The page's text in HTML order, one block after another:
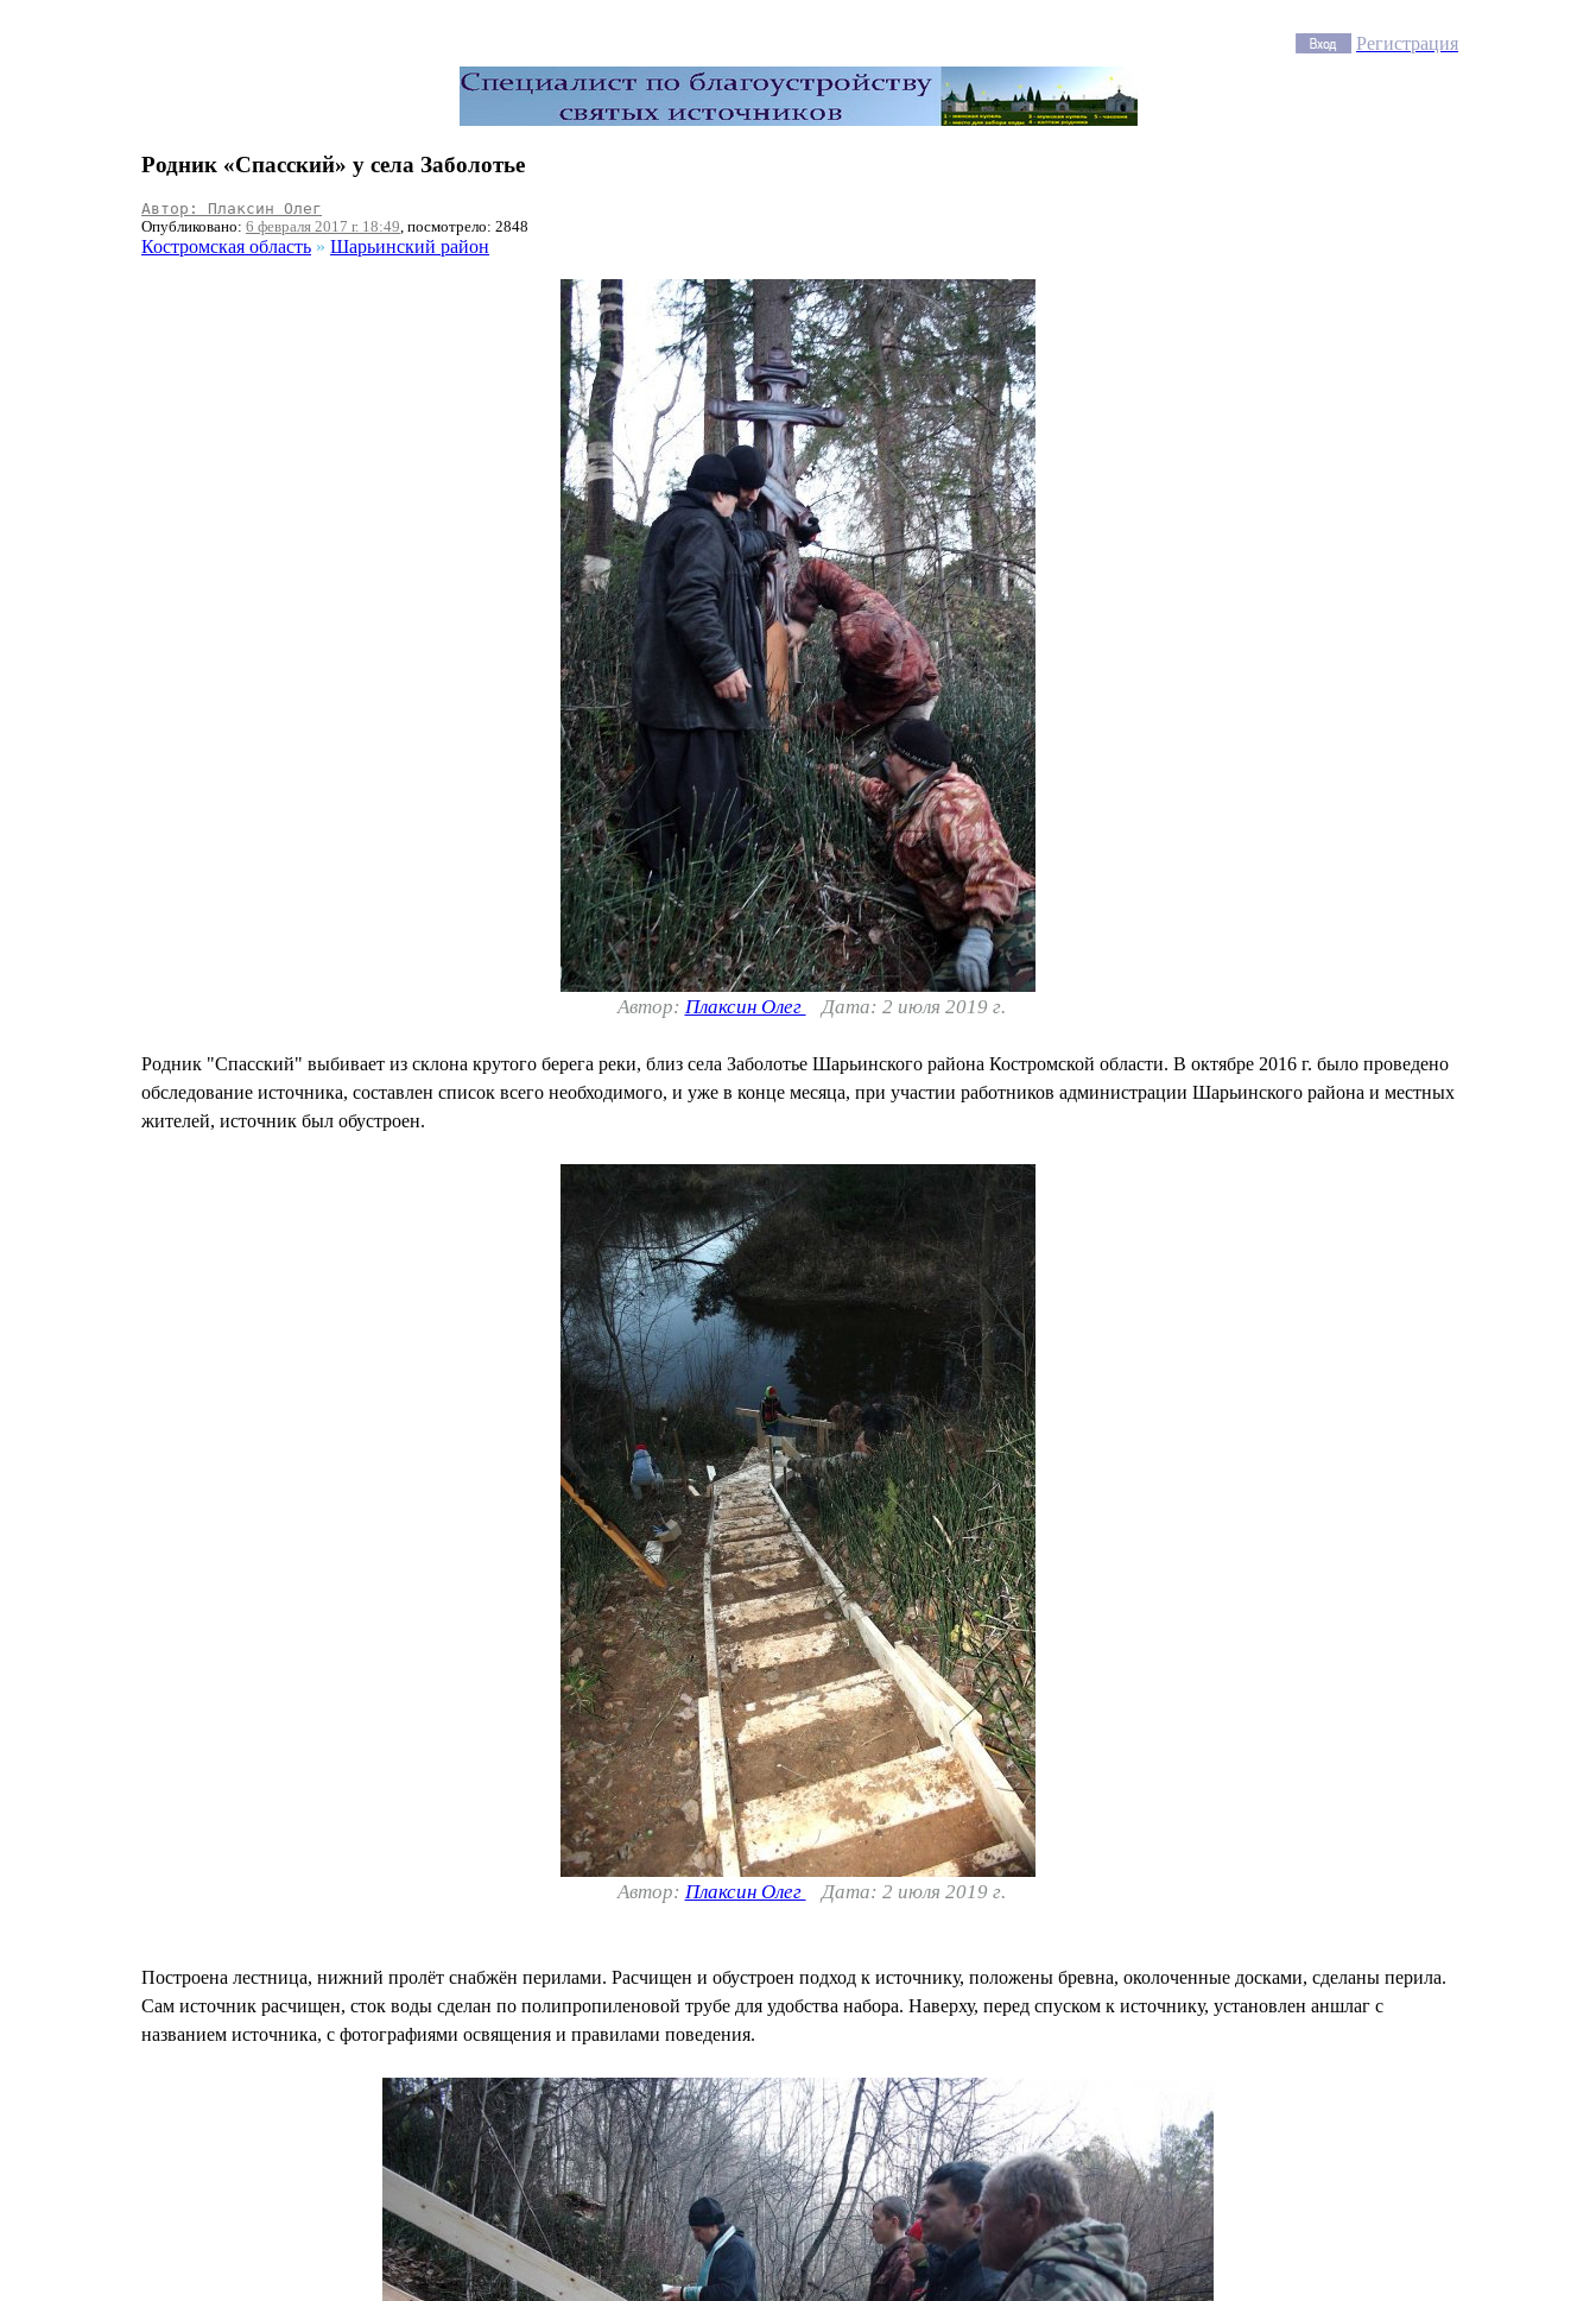
Регистрация
Родник «Спасский» у села Заболотье
Автор: Плаксин Олег
Опубликовано: 6 февраля 2017 г. 18:49, посмотрело: 2848
Костромская область » Шарьинский район
Автор: Плаксин Олег Дата: 2 июля 2019 г.
Родник "Спасский" выбивает из склона крутого берега реки, близ села Заболотье Шарьинского района Костромской области. В октябре 2016 г. было проведено
обследование источника, составлен список всего необходимого, и уже в конце месяца, при участии работников администрации Шарьинского района и местных
жителей, источник был обустроен.
Автор: Плаксин Олег Дата: 2 июля 2019 г.
Построена лестница, нижний пролёт снабжён перилами. Расчищен и обустроен подход к источнику, положены бревна, околоченные досками, сделаны перила.
Сам источник расчищен, сток воды сделан по полипропиленовой трубе для удобства набора. Наверху, перед спуском к источнику, установлен аншлаг с
названием источника, с фотографиями освящения и правилами поведения.